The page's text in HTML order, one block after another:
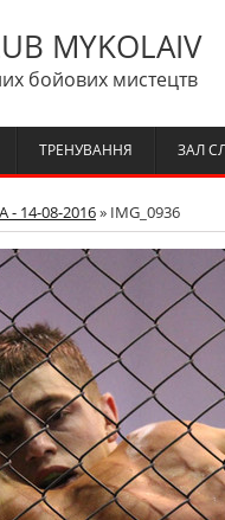
MYKOLAIV
бойових мистецтв
ТРЕНУВАННЯ ЗАЛ
14-08-2016» IMG_0936